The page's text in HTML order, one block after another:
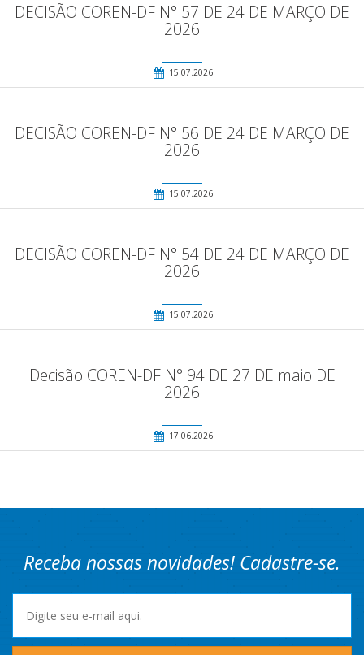
DECISÃO COREN-DF N° 57 DE 24 DE MARÇO DE
2026
15.07.2026
DECISÃO COREN-DF N° 56 DE 24 DE MARÇO DE
2026
15.07.2026
DECISÃO COREN-DF N° 54 DE 24 DE MARÇO DE
2026
15.07.2026
Decisão COREN-DF N° 94 DE 27 DE maio DE
2026
17.06.2026
Receba nossas novidades! Cadastre-se.